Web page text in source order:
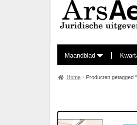
Maandblad
Home Producten getagged